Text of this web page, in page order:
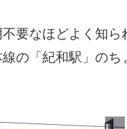
要なほどよく知ら
の「紀和駅」の